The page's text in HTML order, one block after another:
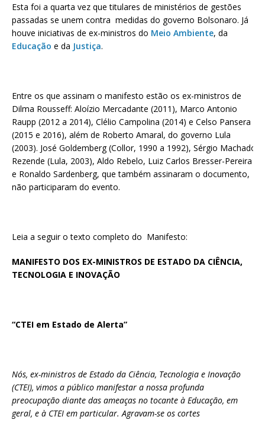
Esta foi a quarta vez que titulares de ministérios de gestões
passadas se unem contra medidas do governo Bolsonaro. Já
houve iniciativas de ex-ministros do Meio Ambiente, da
Educação e da Justiça.
Entre os que assinam o manifesto estão os ex-ministros de
Dilma Rousseff: Aloízio Mercadante (2011), Marco Antonio
Raupp (2012 a 2014), Clélio Campolina (2014) e Celso Pansera
(2015 e 2016), além de Roberto Amaral, do governo Lula
(2003). José Goldemberg (Collor, 1990 a 1992), Sérgio Machado
Rezende (Lula, 2003), Aldo Rebelo, Luiz Carlos Bresser-Pereira
e Ronaldo Sardenberg, que também assinaram o documento,
não participaram do evento.
Leia a seguir o texto completo do Manifesto:
MANIFESTO DOS EX-MINISTROS DE ESTADO DA CIÊNCIA,
TECNOLOGIA E INOVAÇÃO
“CTEI em Estado de Alerta”
Nós, ex-ministros de Estado da Ciência, Tecnologia e Inovação
(CTEI), vimos a público manifestar a nossa profunda
preocupação diante das ameaças no tocante à Educação, em
geral, e à CTEI em particular. Agravam-se os cortes